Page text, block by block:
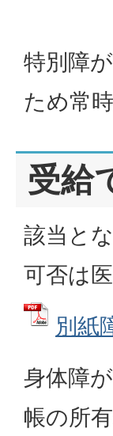
特別障
ため常
受給
該当と
可否は
別紙
身体障
帳の所